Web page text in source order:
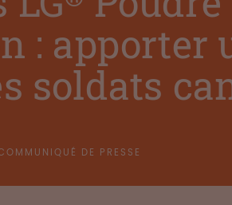
: apporter
soldats
DE PRESSE